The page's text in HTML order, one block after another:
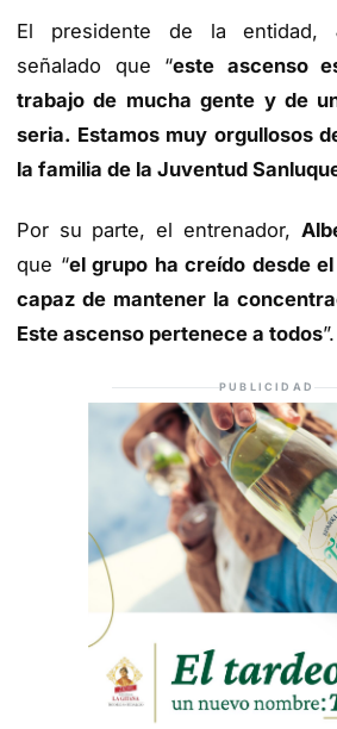
El presidente de la entidad,
señalado que “este ascenso
trabajo de mucha gente y de
seria. Estamos muy orgullosos
la familia de la Juventud
Por su parte, el entrenador,
que “el grupo ha creído desde
capaz de mantener la
Este ascenso pertenece a todos”.
PUBLICIDAD